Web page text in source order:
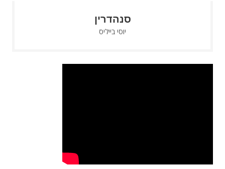
סנהדרין
יוסי בייליס